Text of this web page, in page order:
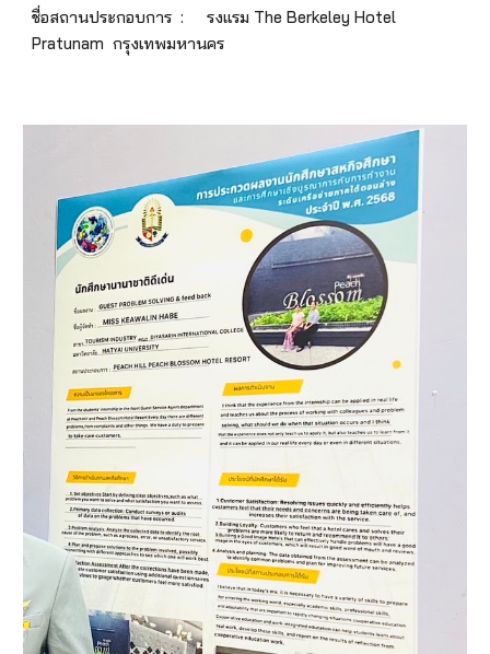
ชื่อสถานประกอบการ :
รงแรม The Berkeley Hotel
Pratunam กรุงเทพมหานคร